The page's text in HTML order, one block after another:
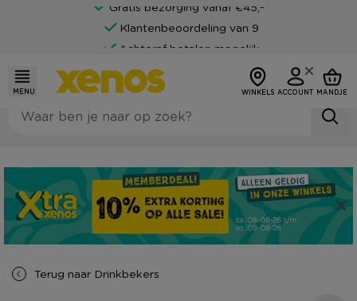
Gratis bezorging vanaf €45,-*
Klantenbeoordeling van 9
Achteraf betalen mogelijk
MENU WINKELS ACCOUNT MANDJE
Terug naar Drinkbekers